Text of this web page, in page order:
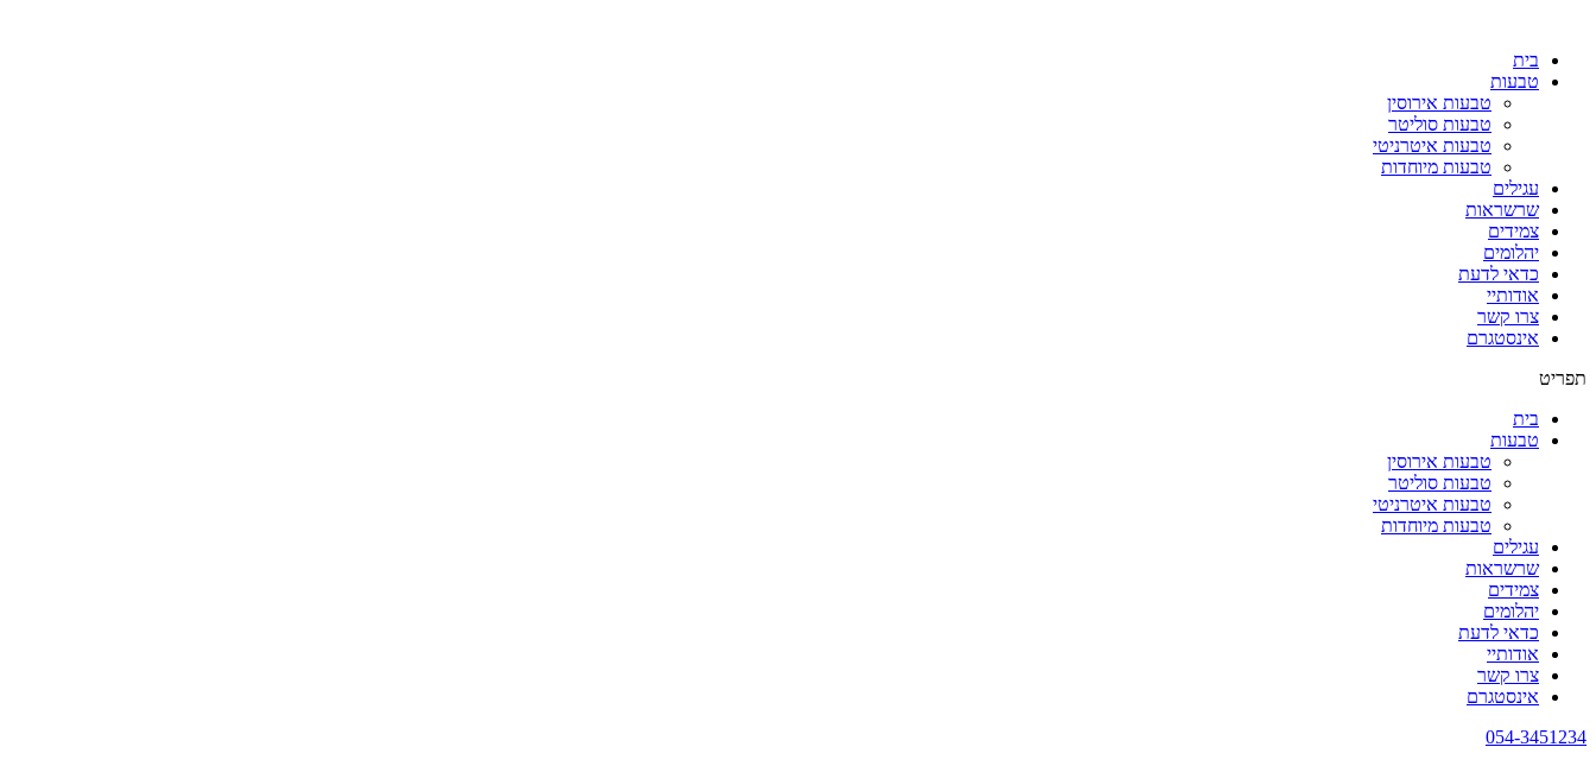
בית
טבעות
טבעות אירוסין
טבעות סוליטר
טבעות איטרניטי
טבעות מיוחדות
עגילים
שרשראות
צמידים
יהלומים
כדאי לדעת
אודותיי
צרו קשר
אינסטגרם
תפריט
בית
טבעות
טבעות אירוסין
טבעות סוליטר
טבעות איטרניטי
טבעות מיוחדות
עגילים
שרשראות
צמידים
יהלומים
כדאי לדעת
אודותיי
צרו קשר
אינסטגרם
054-3451234